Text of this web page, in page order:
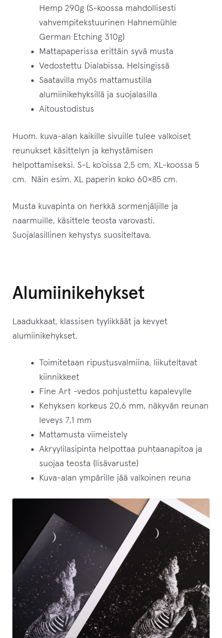
Hemp 290g (S-koossa mahdollisesti
vahvempitekstuurinen Hahnemühle
German Etching 310g)
Mattapaperissa erittäin syvä musta
Vedostettu Dialabissa, Helsingissä
Saatavilla myös mattamustilla
alumiinikehyksillä ja suojalasilla
Aitoustodistus
Huom. kuva-alan kaikille sivuille tulee valkoiset
reunukset käsittelyn ja kehystämisen
helpottamiseksi. S-L ko’oissa 2,5 cm, XL-koossa 5
cm. Näin esim. XL paperin koko 60×85 cm.
Musta kuvapinta on herkkä sormenjäljille ja
naarmuille, käsittele teosta varovasti.
Suojalasillinen kehystys suositeltava.
Alumiinikehykset
Laadukkaat, klassisen tyylikkäät ja kevyet
alumiinikehykset.
Toimitetaan ripustusvalmiina, liikuteltavat
kiinnikkeet
Fine Art -vedos pohjustettu kapalevylle
Kehyksen korkeus 20,6 mm, näkyvän reunan
leveys 7,1 mm
Mattamusta viimeistely
Akryylilasipinta helpottaa puhtaanapitoa ja
suojaa teosta (lisävaruste)
Kuva-alan ympärille jää valkoinen reuna